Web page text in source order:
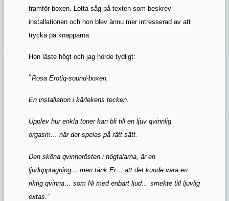
framför boxen. Lotta såg på texten som beskrev
installationen och hon blev ännu mer intresserad av att
trycka på knapparna.
Hon läste högt och jag hörde tydligt:
”Rosa Erotiq-sound-boxen.
En installation i kärlekens tecken.
Upplev hur enkla toner kan bli till en ljuv qvinnlig
orgasm… när det spelas på rätt sätt.
Den sköna qvinnorösten i högtalarna, är en
ljudupptagning… men tänk Er… att det kunde vara en
riktig qvinna… som Ni med enbart ljud… smekte till ljuvlig
extas.”